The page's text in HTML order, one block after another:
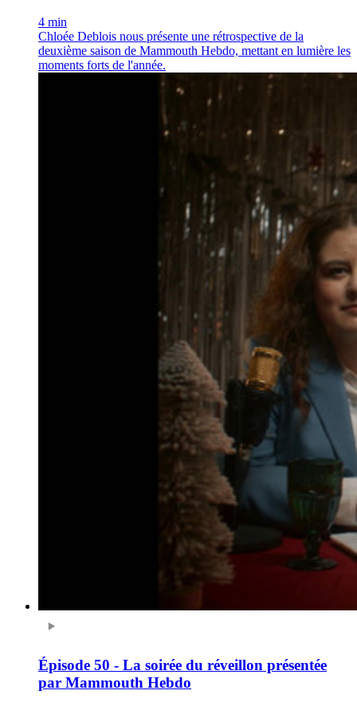
4 min
Chloée Deblois nous présente une rétrospective de la
deuxième saison de Mammouth Hebdo, mettant en lumière les
moments forts de l'année.
Épisode 50 - La soirée du réveillon présentée
par Mammouth Hebdo